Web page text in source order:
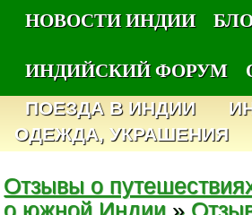
НОВОСТИ ИНДИИ
ИНДИЙСКИЙ ФОРУМ
ПОЕЗДА В ИНДИИ
ОДЕЖДА, УКРАШЕНИЯ
Отзывы о
о южной Индии »